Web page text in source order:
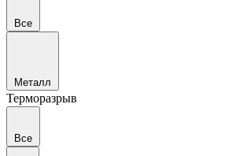
Все
Металл
Терморазрыв
Все